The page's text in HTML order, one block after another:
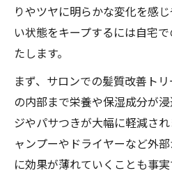
りやツヤに明らかな変化を感
い状態をキープするには自宅
たします。
まず、サロンでの髪質改善ト
の内部まで栄養や保湿成分が
ジやパサつきが大幅に軽減さ
ャンプーやドライヤーなど外
に効果が薄れていくことも事